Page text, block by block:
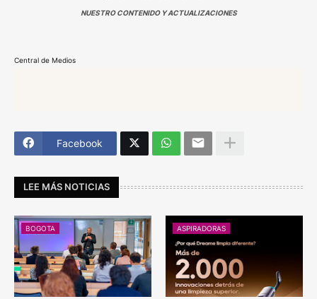
NUESTRO CONTENIDO Y ACTUALIZACIONES
Central de Medios
Facebook
LEE MÁS NOTICIAS
BOGOTA ASPIRADORAS